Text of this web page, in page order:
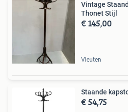
Vintage
Thonet Stijl
€ 145,00
Vleuten
Staande
€ 54,75